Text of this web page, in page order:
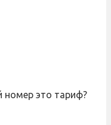
это тариф?